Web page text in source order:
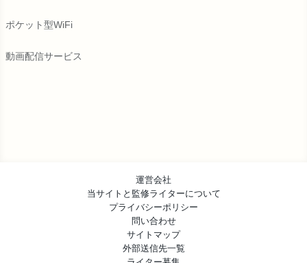
ポケット型WiFi
動画配信サービス
運営会社
当サイトと監修ライターについて
プライバシーポリシー
問い合わせ
サイトマップ
外部送信先一覧